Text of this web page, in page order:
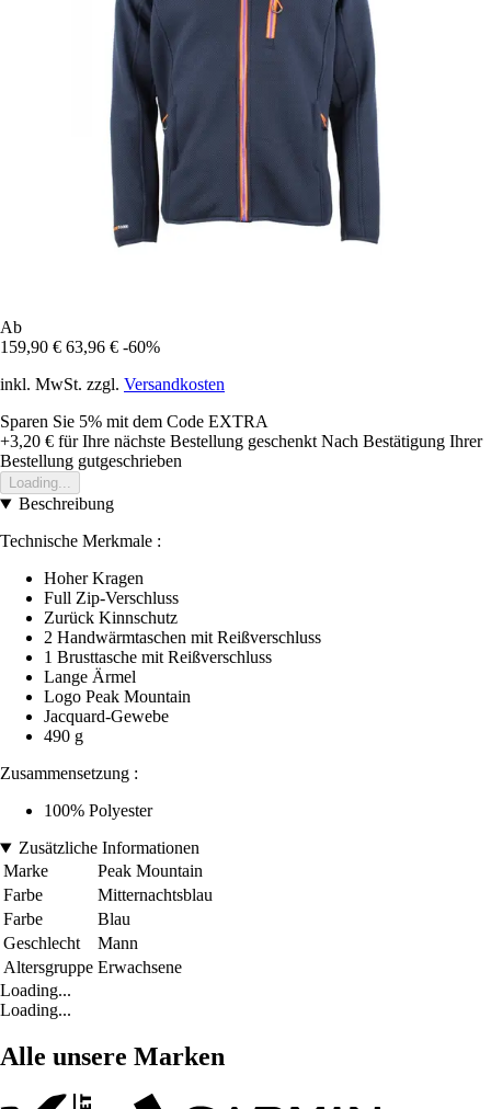
Ab
159,90 € 63,96 € -60%
inkl. MwSt. zzgl. Versandkosten
Sparen Sie 5% mit dem Code EXTRA
+3,20 € für Ihre nächste Bestellung geschenkt Nach Bestätigung Ihrer
Bestellung gutgeschrieben
Loading...
Beschreibung
Technische Merkmale :
Hoher Kragen
Full Zip-Verschluss
Zurück Kinnschutz
2 Handwärmtaschen mit Reißverschluss
1 Brusttasche mit Reißverschluss
Lange Ärmel
Logo Peak Mountain
Jacquard-Gewebe
490 g
Zusammensetzung :
100% Polyester
Zusätzliche Informationen
Marke
Peak Mountain
Farbe
Mitternachtsblau
Farbe
Blau
Geschlecht
Mann
Altersgruppe Erwachsene
Loading...
Loading...
Alle unsere Marken